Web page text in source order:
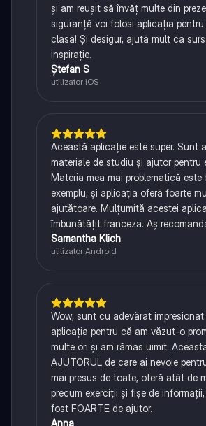
și am reușit să învăț multe din
siguranță voi folosi aplicația pentru
clasă! Și desigur, ajută mult ca
inspirație.
Ștefan S
utilizator iOS
Această aplicație este super. Sunt
materiale de studiu și ajutor pentru
Materia mea mai problematică este
exemplu, și aplicația oferă foarte
ajutătoare. Mulțumită acestei
îmbunătățit franceza. Aș
Samantha Klich
utilizator Android
Wow, sunt cu adevărat
aplicația pentru că am văzut-o
multe ori și am rămas uimit.
AJUTORUL de care ai nevoie
mai presus de toate, oferă atât de
precum exerciții și fișe de
fost FOARTE de ajutor.
Anna